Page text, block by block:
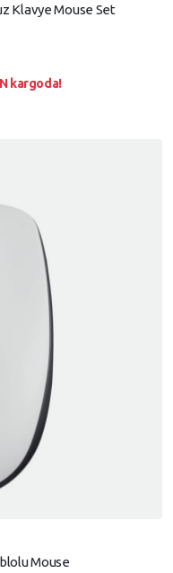
Klavye Mouse Set
kargoda!
Mouse